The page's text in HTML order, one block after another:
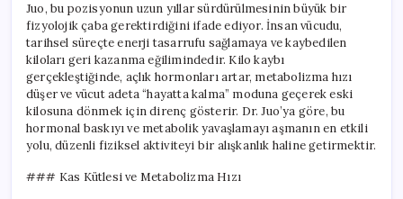
Juo, bu pozisyonun uzun yıllar sürdürülmesinin büyük bir
fizyolojik çaba gerektirdiğini ifade ediyor. İnsan vücudu,
tarihsel süreçte enerji tasarrufu sağlamaya ve kaybedilen
kiloları geri kazanma eğilimindedir. Kilo kaybı
gerçekleştiğinde, açlık hormonları artar, metabolizma hızı
düşer ve vücut adeta “hayatta kalma” moduna geçerek eski
kilosuna dönmek için direnç gösterir. Dr. Juo’ya göre, bu
hormonal baskıyı ve metabolik yavaşlamayı aşmanın en etkili
yolu, düzenli fiziksel aktiviteyi bir alışkanlık haline getirmektir.
### Kas Kütlesi ve Metabolizma Hızı